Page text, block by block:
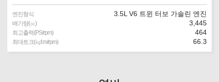
엔진형식 3.5L V6 트윈 터보 가솔린 엔진
배기량(㏄) 3,445
최고출력(PS/rpm) 464
최대토크(㎏f.m/rpm) 66.3